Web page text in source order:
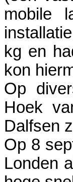
mobile
kg en
kon
Op
Hoek
Dalfsen
Op 8
Londen